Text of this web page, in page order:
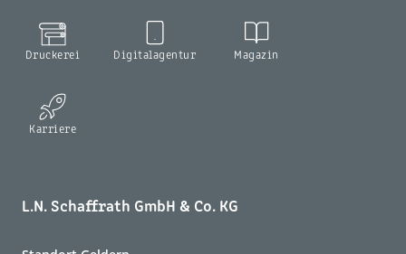
Druckerei Digitalagentur Magazin
Karriere
L.N. Schaffrath GmbH & Co. KG